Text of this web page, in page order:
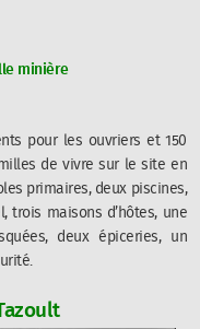
minière
pour les ouvriers et 150
de vivre sur le site en
primaires, deux piscines,
trois maisons d’hôtes, une
deux épiceries, un